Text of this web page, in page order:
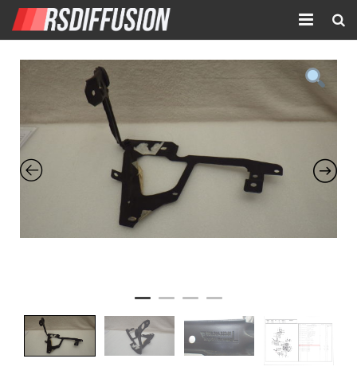
Accueil
Nouvelles annonces
Annonces prolongées
Atelier mécanique